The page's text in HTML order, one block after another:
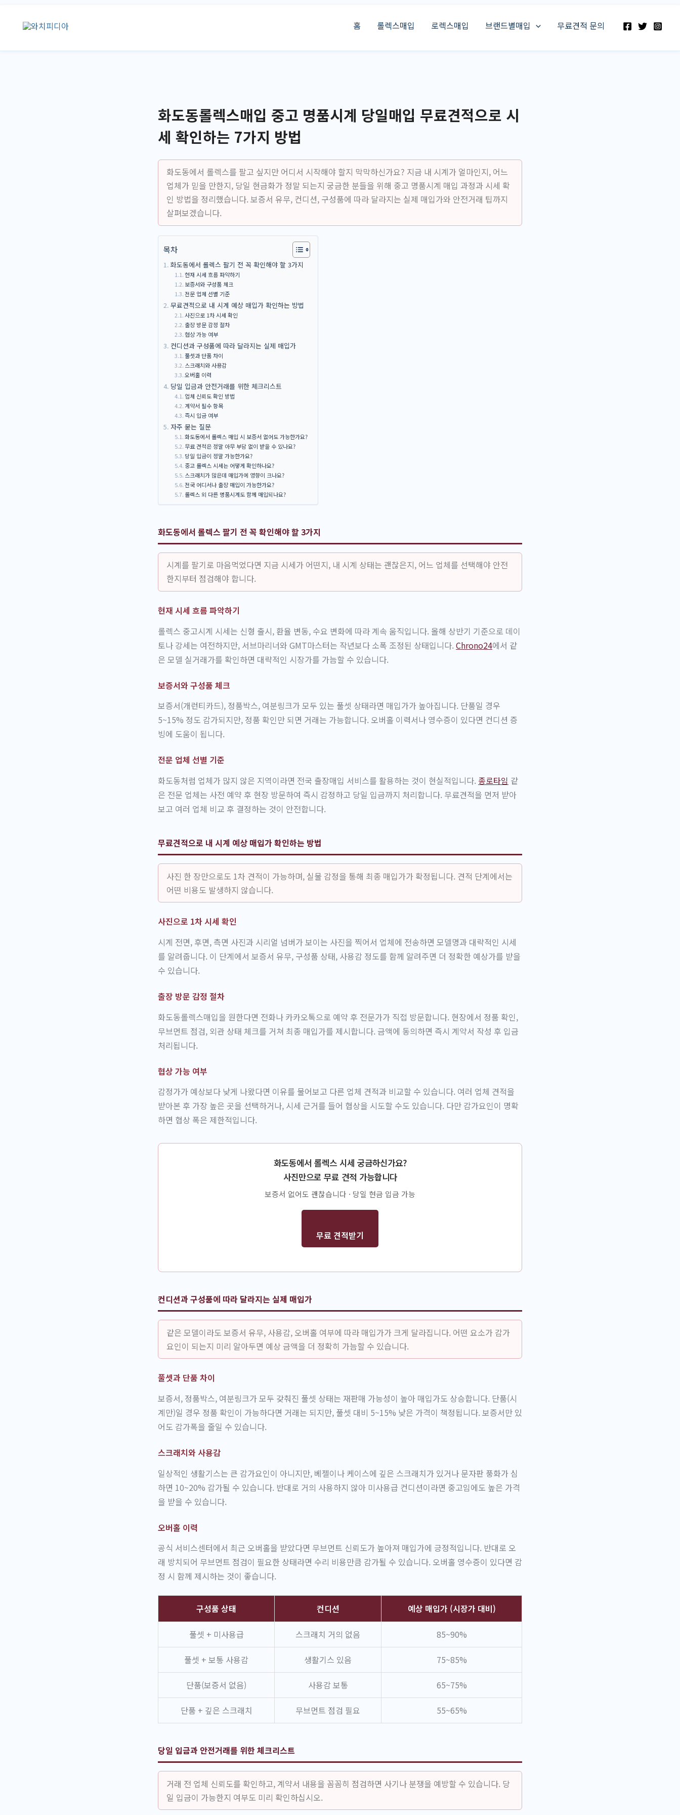
로
홈 롤렉스매입 로렉스매입 브랜드별매입 무료견적 문의
화도동롤렉스매입 중고 명품시계 당일매입 무료견적으로 시
세 확인하는 7가지 방법
화도동에서 롤렉스를 팔고 싶지만 어디서 시작해야 할지 막막하신가요? 지금 내 시계가 얼마인지, 어느
업체가 믿을 만한지, 당일 현금화가 정말 되는지 궁금한 분들을 위해 중고 명품시계 매입 과정과 시세 확
인 방법을 정리했습니다. 보증서 유무, 컨디션, 구성품에 따라 달라지는 실제 매입가와 안전거래 팁까지
살펴보겠습니다.
목차
화도동에서 롤렉스 팔기 전 꼭 확인해야 할 3가지
현재 시세 흐름 파악하기
보증서와 구성품 체크
전문 업체 선별 기준
무료견적으로 내 시계 예상 매입가 확인하는 방법
사진으로 1차 시세 확인
출장 방문 감정 절차
협상 가능 여부
컨디션과 구성품에 따라 달라지는 실제 매입가
풀셋과 단품 차이
스크래치와 사용감
오버홀 이력
당일 입금과 안전거래를 위한 체크리스트
업체 신뢰도 확인 방법
계약서 필수 항목
즉시 입금 여부
자주 묻는 질문
화도동에서 롤렉스 매입 시 보증서 없어도 가능한가요?
무료 견적은 정말 아무 부담 없이 받을 수 있나요?
당일 입금이 정말 가능한가요?
중고 롤렉스 시세는 어떻게 확인하나요?
스크래치가 많은데 매입가에 영향이 크나요?
전국 어디서나 출장 매입이 가능한가요?
롤렉스 외 다른 명품시계도 함께 매입되나요?
화도동에서 롤렉스 팔기 전 꼭 확인해야 할 3가지
시계를 팔기로 마음먹었다면 지금 시세가 어떤지, 내 시계 상태는 괜찮은지, 어느 업체를 선택해야 안전
한지부터 점검해야 합니다.
현재 시세 흐름 파악하기
롤렉스 중고시계 시세는 신형 출시, 환율 변동, 수요 변화에 따라 계속 움직입니다. 올해 상반기 기준으로 데이
토나 강세는 여전하지만, 서브마리너와 GMT마스터는 작년보다 소폭 조정된 상태입니다.Chrono24에서 같
은 모델 실거래가를 확인하면 대략적인 시장가를 가늠할 수 있습니다.
보증서와 구성품 체크
보증서(개런티카드), 정품박스, 여분링크가 모두 있는 풀셋 상태라면 매입가가 높아집니다. 단품일 경우
5~15% 정도 감가되지만, 정품 확인만 되면 거래는 가능합니다. 오버홀 이력서나 영수증이 있다면 컨디션 증
빙에 도움이 됩니다.
전문 업체 선별 기준
화도동처럼 업체가 많지 않은 지역이라면 전국 출장매입 서비스를 활용하는 것이 현실적입니다. 종로타임 같
은 전문 업체는 사전 예약 후 현장 방문하여 즉시 감정하고 당일 입금까지 처리합니다. 무료견적을 먼저 받아
보고 여러 업체 비교 후 결정하는 것이 안전합니다.
무료견적으로 내 시계 예상 매입가 확인하는 방법
사진 한 장만으로도 1차 견적이 가능하며, 실물 감정을 통해 최종 매입가가 확정됩니다. 견적 단계에서는
어떤 비용도 발생하지 않습니다.
사진으로 1차 시세 확인
시계 전면, 후면, 측면 사진과 시리얼 넘버가 보이는 사진을 찍어서 업체에 전송하면 모델명과 대략적인 시세
를 알려줍니다. 이 단계에서 보증서 유무, 구성품 상태, 사용감 정도를 함께 알려주면 더 정확한 예상가를 받을
수 있습니다.
출장 방문 감정 절차
화도동롤렉스매입을 원한다면 전화나 카카오톡으로 예약 후 전문가가 직접 방문합니다. 현장에서 정품 확인,
무브먼트 점검, 외관 상태 체크를 거쳐 최종 매입가를 제시합니다. 금액에 동의하면 즉시 계약서 작성 후 입금
처리됩니다.
협상 가능 여부
감정가가 예상보다 낮게 나왔다면 이유를 물어보고 다른 업체 견적과 비교할 수 있습니다. 여러 업체 견적을
받아본 후 가장 높은 곳을 선택하거나, 시세 근거를 들어 협상을 시도할 수도 있습니다. 다만 감가요인이 명확
하면 협상 폭은 제한적입니다.
화도동에서 롤렉스 시세 궁금하신가요?
사진만으로 무료 견적 가능합니다
보증서 없어도 괜찮습니다 · 당일 현금 입금 가능
무료 견적받기
컨디션과 구성품에 따라 달라지는 실제 매입가
같은 모델이라도 보증서 유무, 사용감, 오버홀 여부에 따라 매입가가 크게 달라집니다. 어떤 요소가 감가
요인이 되는지 미리 알아두면 예상 금액을 더 정확히 가늠할 수 있습니다.
풀셋과 단품 차이
보증서, 정품박스, 여분링크가 모두 갖춰진 풀셋 상태는 재판매 가능성이 높아 매입가도 상승합니다. 단품(시
계만)일 경우 정품 확인이 가능하다면 거래는 되지만, 풀셋 대비 5~15% 낮은 가격이 책정됩니다. 보증서만 있
어도 감가폭을 줄일 수 있습니다.
스크래치와 사용감
일상적인 생활기스는 큰 감가요인이 아니지만, 베젤이나 케이스에 깊은 스크래치가 있거나 문자판 풍화가 심
하면 10~20% 감가될 수 있습니다. 반대로 거의 사용하지 않아 미사용급 컨디션이라면 중고임에도 높은 가격
을 받을 수 있습니다.
오버홀 이력
공식 서비스센터에서 최근 오버홀을 받았다면 무브먼트 신뢰도가 높아져 매입가에 긍정적입니다. 반대로 오
래 방치되어 무브먼트 점검이 필요한 상태라면 수리 비용만큼 감가될 수 있습니다. 오버홀 영수증이 있다면 감
정 시 함께 제시하는 것이 좋습니다.
구성품 상태 컨디션 예상 매입가 (시장가 대비)
풀셋 + 미사용급 스크래치 거의 없음 85~90%
풀셋 + 보통 사용감 생활기스 있음 75~85%
단품(보증서 없음) 사용감 보통 65~75%
단품 + 깊은 스크래치 무브먼트 점검 필요 55~65%
당일 입금과 안전거래를 위한 체크리스트
거래 전 업체 신뢰도를 확인하고, 계약서 내용을 꼼꼼히 점검하면 사기나 분쟁을 예방할 수 있습니다. 당
일 입금이 가능한지 여부도 미리 확인하십시오.